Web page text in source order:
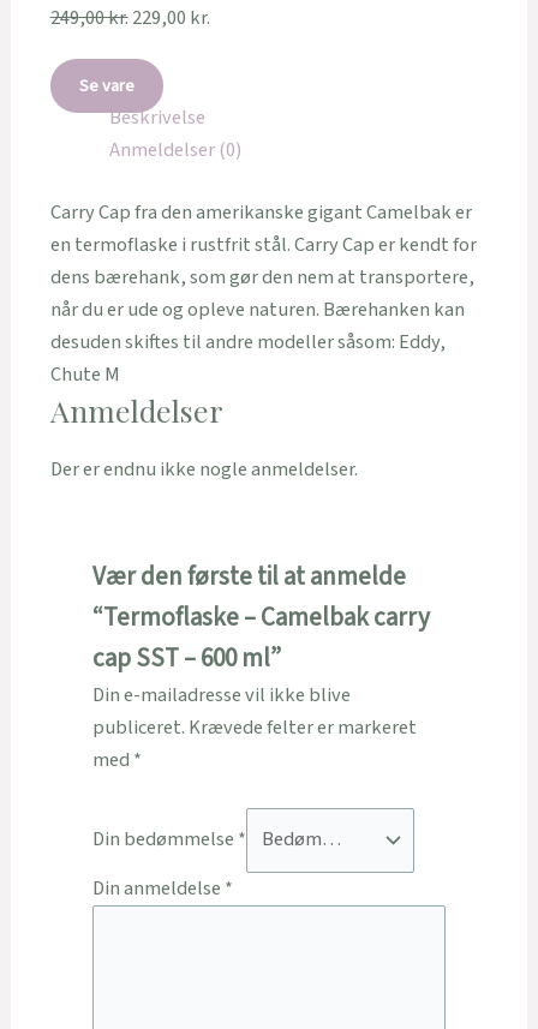
249,00kr.229,00 kr.
Se vare
Beskrivelse
Anmeldelser (0)
Carry Cap fra den amerikanske gigant Camelbak er
en termoflaske i rustfrit stål. Carry Cap er kendt for
dens bærehank, som gør den nem at transportere,
når du er ude og opleve naturen. Bærehanken kan
desuden skiftes til andre modeller såsom: Eddy,
Chute M
Anmeldelser
Der er endnu ikke nogle anmeldelser.
Vær den første til at anmelde
“Termoflaske – Camelbak carry
cap SST – 600 ml”
Din e-mailadresse vil ikke blive
publiceret. Krævede felter er markeret
med *
Din bedømmelse *
Din anmeldelse *